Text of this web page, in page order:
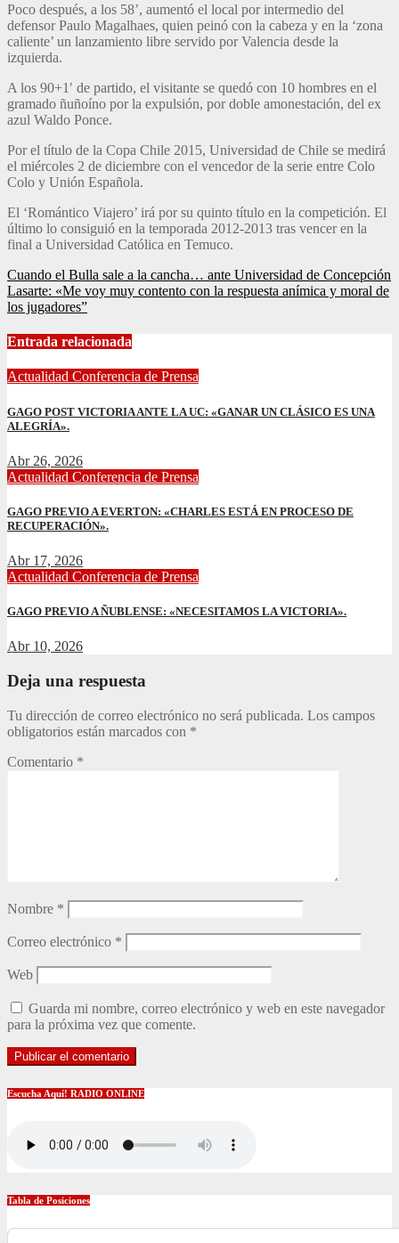
Poco después, a los 58’, aumentó el local por intermedio del
defensor Paulo Magalhaes, quien peinó con la cabeza y en la ‘zona
caliente’ un lanzamiento libre servido por Valencia desde la
izquierda.
A los 90+1′ de partido, el visitante se quedó con 10 hombres en el
gramado ñuñoíno por la expulsión, por doble amonestación, del ex
azul Waldo Ponce.
Por el título de la Copa Chile 2015, Universidad de Chile se medirá
el miércoles 2 de diciembre con el vencedor de la serie entre Colo
Colo y Unión Española.
El ‘Romántico Viajero’ irá por su quinto título en la competición. El
último lo consiguió en la temporada 2012-2013 tras vencer en la
final a Universidad Católica en Temuco.
Navegación
de
Cuando el Bulla sale a la cancha… ante Universidad de Concepción
Lasarte: «Me voy muy contento con la respuesta anímica y moral de
los jugadores”
Entrada relacionada
Actualidad Conferencia de Prensa
GAGO POST VICTORIA ANTE LA UC: «GANAR UN CLÁSICO ES UNA
ALEGRÍA».
Abr 26, 2026
Actualidad Conferencia de Prensa
GAGO PREVIO A EVERTON: «CHARLES ESTÁ EN PROCESO DE
RECUPERACIÓN».
Abr 17, 2026
Actualidad Conferencia de Prensa
GAGO PREVIO A ÑUBLENSE: «NECESITAMOS LA VICTORIA».
Abr 10, 2026
Deja una respuesta
Tu dirección de correo electrónico no será publicada. Los campos
obligatorios están marcados con *
Comentario *
Nombre *
Correo electrónico *
Web
Guarda mi nombre, correo electrónico y web en este navegador
para la próxima vez que comente.
Escucha Aquí! RADIO ONLINE
Tabla de Posiciones